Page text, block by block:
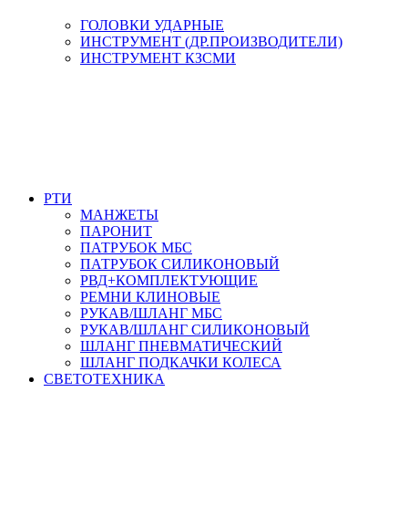
ГОЛОВКИ УДАРНЫЕ
ИНСТРУМЕНТ (ДР.ПРОИЗВОДИТЕЛИ)
ИНСТРУМЕНТ КЗСМИ
РТИ
МАНЖЕТЫ
ПАРОНИТ
ПАТРУБОК МБС
ПАТРУБОК СИЛИКОНОВЫЙ
РВД+КОМПЛЕКТУЮЩИЕ
РЕМНИ КЛИНОВЫЕ
РУКАВ/ШЛАНГ МБС
РУКАВ/ШЛАНГ СИЛИКОНОВЫЙ
ШЛАНГ ПНЕВМАТИЧЕСКИЙ
ШЛАНГ ПОДКАЧКИ КОЛЕСА
СВЕТОТЕХНИКА